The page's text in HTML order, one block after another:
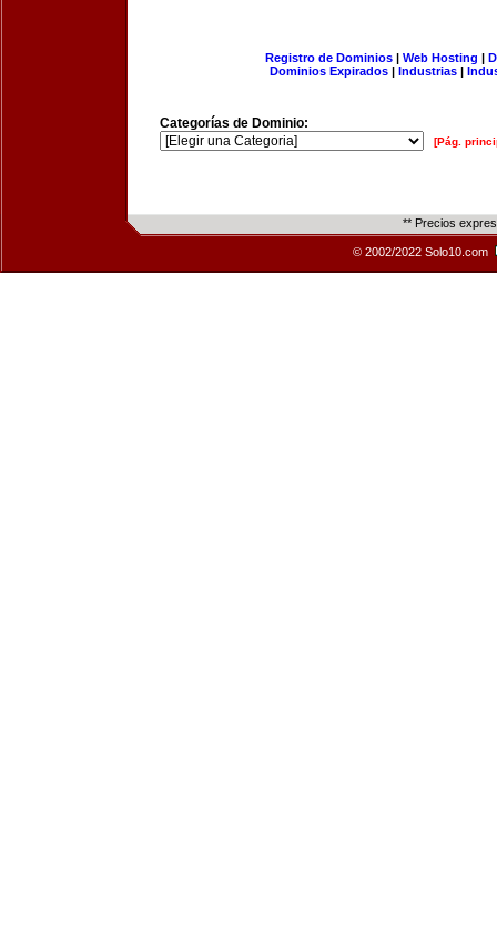
Registro de Dominios| Web Hosting |
Dominios Expirados | Industrias |
Categorías de Dominio:
[Pág.
** Precios
© 2002/2022 Solo10.com